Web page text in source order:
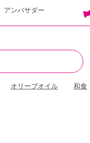
アンバサダー
オリーブオイル 和食